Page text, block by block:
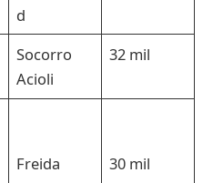
d
Socorro
Acioli
32 mil
Freida
30 mil